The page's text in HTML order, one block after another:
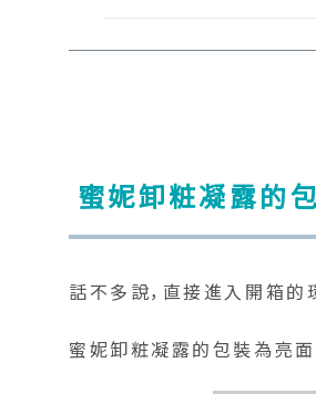
蜜妮卸粧凝露的
話不多說，直接進入開箱的
蜜妮卸粧凝露的包裝為亮